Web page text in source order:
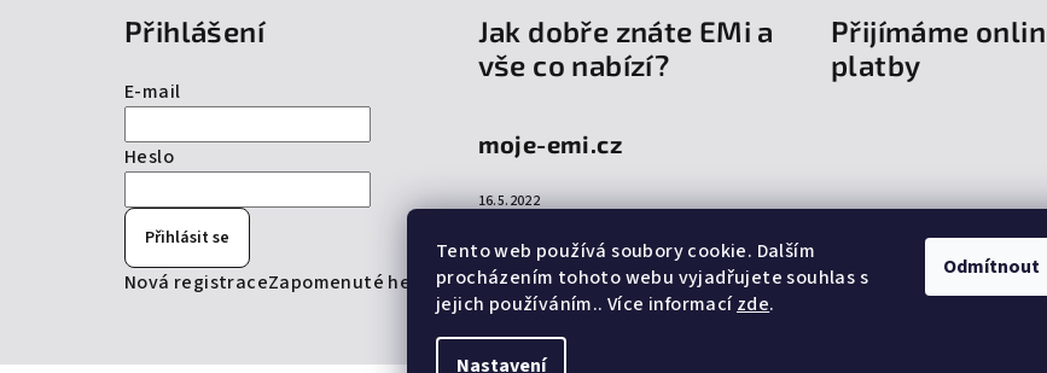
Tento web používá soubory cookie. Dalším
procházením tohoto webu vyjadřujete souhlas s
jejich používáním.. Více informacízde.
Nastavení
Odmítnout
Přihlášení
E-mail
Heslo
Přihlásit se
Nová registraceZapomenuté heslo
Jak dobře znáte EMi a
vše co nabízí?
moje-emi.cz
16.5.2022
Přijímáme
platby